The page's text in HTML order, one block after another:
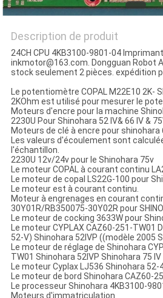
Description de produit
24CH CPU 4KB3100-9801-04
inkmotor@163.com. Dongguan Robot
stock seulement 2 pièces. expédition
Le potentiomètre COPAL M22E10 2K-
2KOhm est utilisé pour mesurer le
Moteurs d'encre pour la machine
2230U Pour Shinohara 52 IV& 66 IV &
Moteurs de clé à encre pour
Les valeurs d'écoulement sont
l'échantillon.
2230U 12v/24v pour le Shinohara 75v
Le moteur COPAL à courant continu
Le moteur de copal LS22G-100 pour
Le moteur est à courant continu.
Moteur à engrenages en courant
30Y01R/RB350075-30Y02R pour
Le moteur de cocking 3633W pour
Le moteur CYPLAX CAZ60-251-TW01
52-V) Shinohara 52IVP ((modèle 2005
Le moteur de réglage de Shinohara
TW01 Shinohara 52IVP Shinohara 75 IV
Le moteur Cyplax LJ536 Shinohara 52-
Le moteur de bord Shinohara CAZ60-
Le processeur Shinohara 4KB3100-
Moteurs d'immatriculation